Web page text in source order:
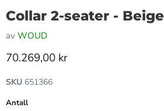
Collar 2-seater - Beige
av WOUD
Gjeldende pris
70.269,00 kr
SKU 651366
Antall